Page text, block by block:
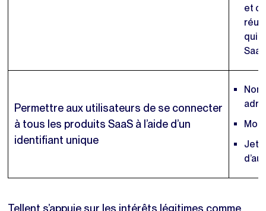
et
qui
Permettre aux utilisateurs de se connecter
à tous les produits SaaS à l’aide d’un
identifiant unique
Mot
Tellent s’appuie sur les intérêts légitimes comme